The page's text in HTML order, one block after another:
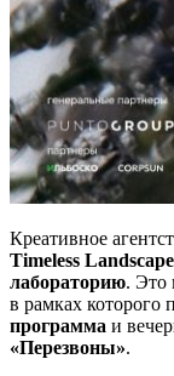
Креативное
Timeless
лабораторию. Это
в рамках которого
программа и
«Перезвоны».